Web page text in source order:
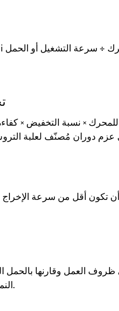
× نسبة التخفيض × كفاءة
أقل من سرعة الإخراج
العمل وقارنها بالحمل
النموذج في حالة عدم كفاية سعة الحمل.